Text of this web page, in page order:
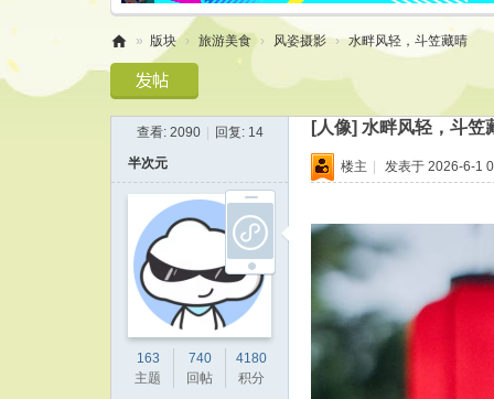
林
» 版块 › 旅游美食 › 风姿摄影 › 水畔风轻，斗笠藏晴
查看: 2090 回复: 14 [人像] 水畔风轻，斗笠
半次元
163
主题
740
回帖
4180
积分
楼主 | 发表于 2026-6-1